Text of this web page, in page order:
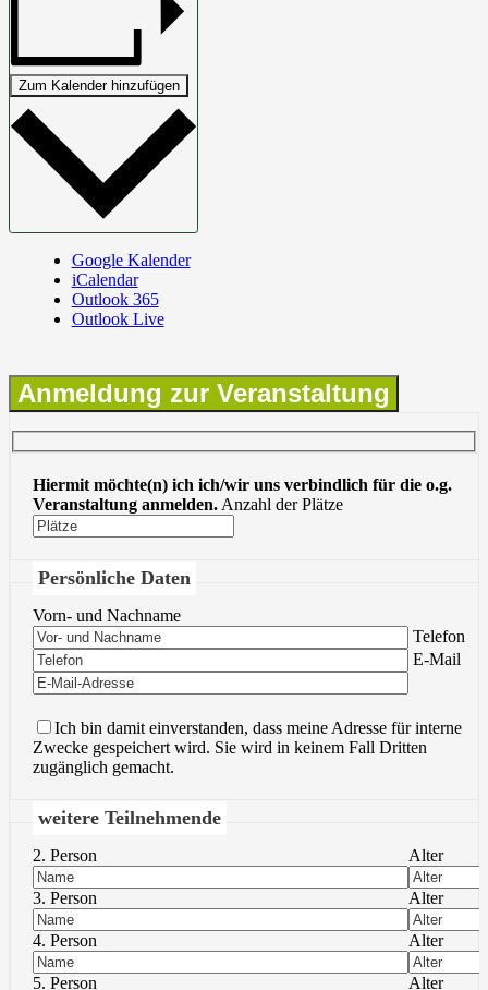
Zum Kalender hinzufügen
Google Kalender
iCalendar
Outlook 365
Outlook Live
Anmeldung zur Veranstaltung
Hiermit möchte(n) ich ich/wir uns verbindlich für die o.g.
Veranstaltung anmelden. Anzahl der Plätze
Persönliche Daten
Vorn- und Nachname
Bitte lasse
Telefon
Bitte lasse
E-Mail
Ich bin damit einverstanden, dass meine Adresse für interne
Zwecke gespeichert wird. Sie wird in keinem Fall Dritten
zugänglich gemacht.
weitere Teilnehmende
2. Person Alter
3. Person Alter
4. Person Alter
5. Person Alter